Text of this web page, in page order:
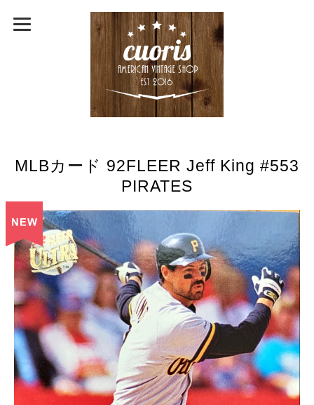
MLBカード 92FLEER Jeff King #553
PIRATES